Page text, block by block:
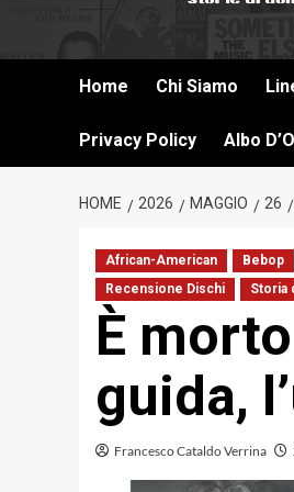
Home Chi Siamo
Privacy Policy Albo
HOME 2026 MAGGIO 26
African-American Bebop
Recensione Dischi
Storia
È
guida,
Francesco Cataldo Verrina